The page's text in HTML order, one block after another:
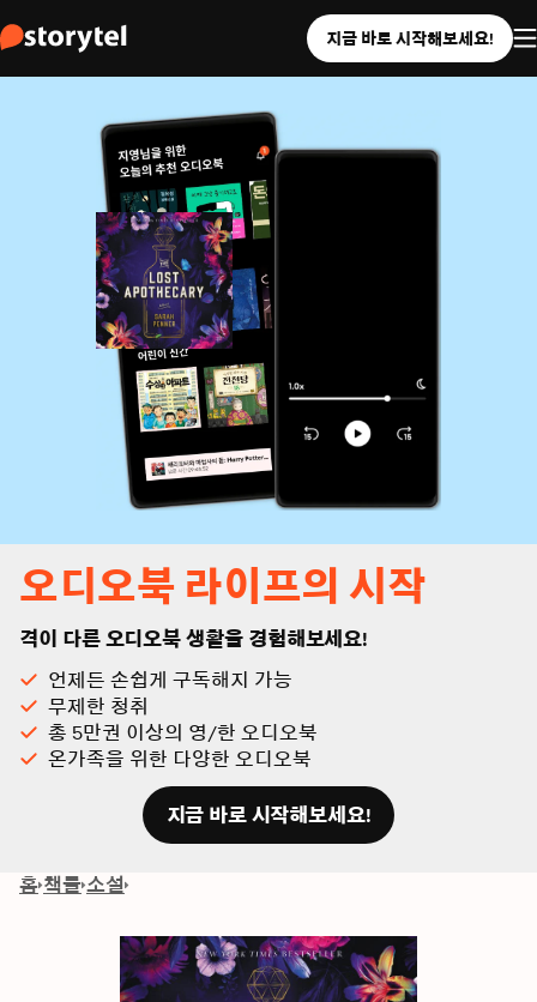
지금 바로 시작해보세요!
오디오북 라이프의 시작
격이 다른 오디오북 생활을 경험해보세요!
언제든 손쉽게 구독해지 가능
무제한 청취
총 5만권 이상의 영/한 오디오북
온가족을 위한 다양한 오디오북
지금 바로 시작해보세요!
홈 책들 소설